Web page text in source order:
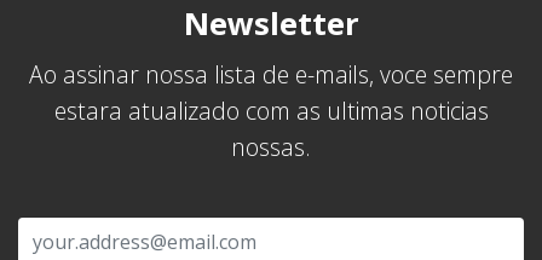
Newsletter
Ao assinar nossa lista de e-mails, voce sempre
estara atualizado com as ultimas noticias
nossas.